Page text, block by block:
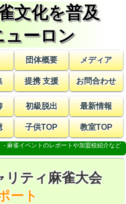
文化を普及
ューロン
団体概要 メディア
提携 支援 お問合わせ
初級脱出 最新情報
子供TOP 教室TOP
リティ麻雀大会
ート